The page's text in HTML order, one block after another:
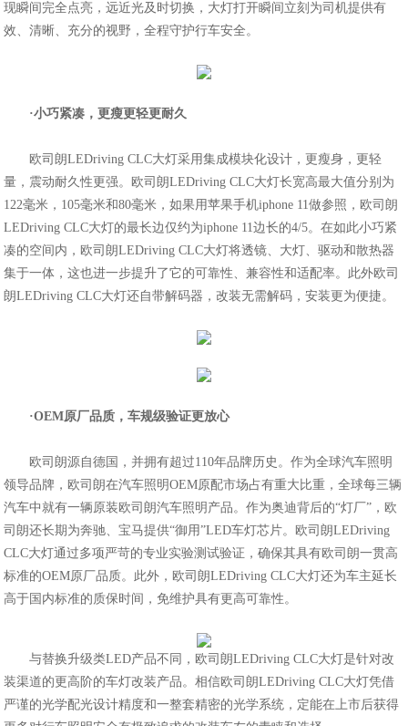
现瞬间完全点亮，远近光及时切换，大灯打开瞬间立刻为司机提供有
效、清晰、充分的视野，全程守护行车安全。
·小巧紧凑， 更瘦更轻更耐久
欧司朗LEDriving CLC大灯采用集成模块化设计，更瘦身，更轻
量，震动耐久性更强。欧司朗LEDriving CLC大灯长宽高最大值分别为
122毫米，105毫米和80毫米，如果用苹果手机iphone 11做参照，欧司朗
LEDriving CLC大灯的最长边仅约为iphone 11边长的4/5。在如此小巧紧
凑的空间内，欧司朗LEDriving CLC大灯将透镜、大灯、驱动和散热器
集于一体，这也进一步提升了它的可靠性、兼容性和适配率。此外欧司
朗LEDriving CLC大灯还自带解码器，改装无需解码，安装更为便捷。
·OEM原厂品质，车规级验证更放心
欧司朗源自德国，并拥有超过110年品牌历史。作为全球汽车照明
领导品牌，欧司朗在汽车照明OEM原配市场占有重大比重，全球每三辆
汽车中就有一辆原装欧司朗汽车照明产品。作为奥迪背后的“灯厂”，欧
司朗还长期为奔驰、宝马提供“御用”LED车灯芯片。欧司朗LEDriving
CLC大灯通过多项严苛的专业实验测试验证，确保其具有欧司朗一贯高
标准的OEM原厂品质。此外，欧司朗LEDriving CLC大灯还为车主延长
高于国内标准的质保时间，免维护具有更高可靠性。
与替换升级类LED产品不同，欧司朗LEDriving CLC大灯是针对改
装渠道的更高阶的车灯改装产品。相信欧司朗LEDriving CLC大灯凭借
严谨的光学配光设计精度和一整套精密的光学系统，定能在上市后获得